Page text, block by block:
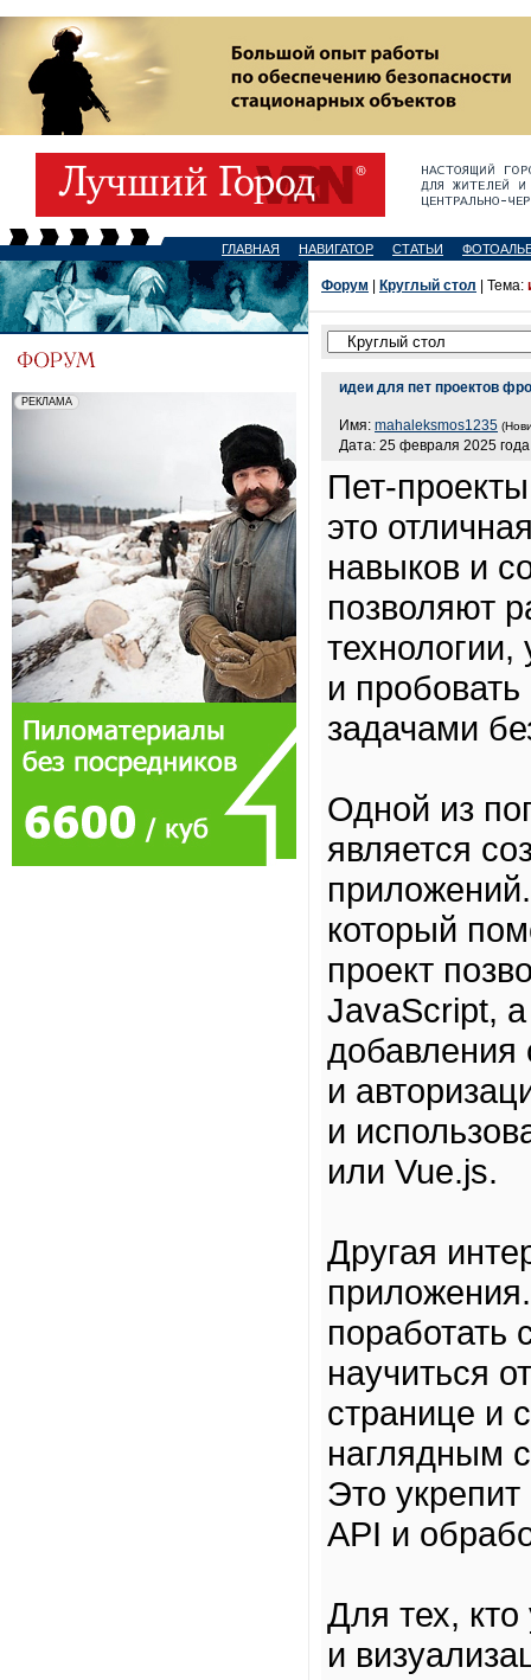
ГЛАВНАЯ НАВИГАТОР СТАТЬИ
Форум Круглый стол | Тема:
идеи для пет проектов
Имя: mahaleksmos1235
Дата: 25 февраля 2025
Пет-
это
навыков и
позволяют
и
задачами
Одной из
является
который
проект
JavaScript,
добавления
и
и
или Vue.js.
Другая
поработать
научиться
странице и
наглядным
Это
API и
Для тех,
и